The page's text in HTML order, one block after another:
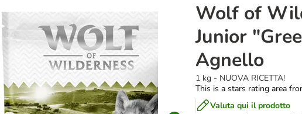
Wolf of
Junior
Agnello
1 kg - NUOVA RICETTA!
This is a stars rating area
Valuta qui il prodotto